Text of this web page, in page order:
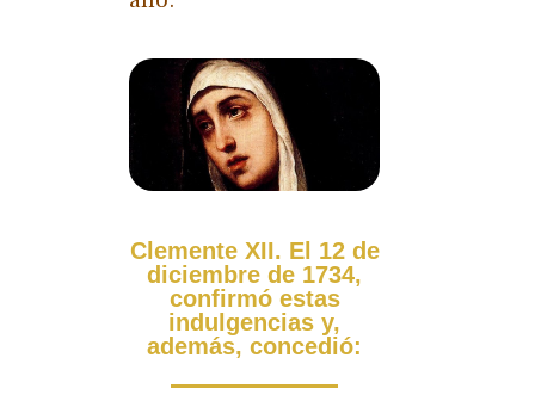
Clemente XII. El 12 de
diciembre de 1734,
confirmó estas
indulgencias y,
además, concedió: